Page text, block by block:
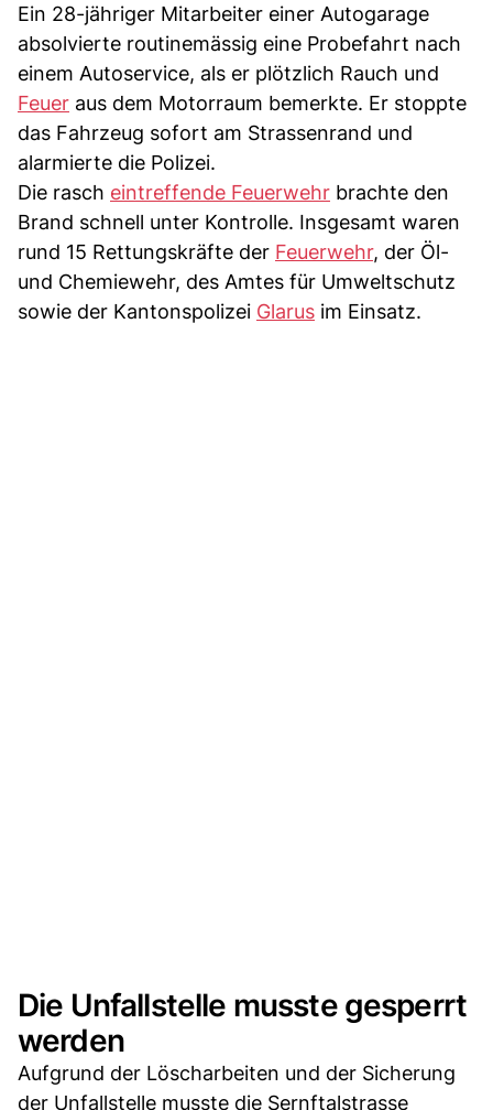
Ein 28-jähriger Mitarbeiter einer Autogarage
absolvierte routinemässig eine Probefahrt nach
einem Autoservice, als er plötzlich Rauch und
Feuer aus dem Motorraum bemerkte. Er stoppte
das Fahrzeug sofort am Strassenrand und
alarmierte die Polizei.
Die rasch eintreffende Feuerwehr brachte den
Brand schnell unter Kontrolle. Insgesamt waren
rund 15 Rettungskräfte der Feuerwehr, der Öl-
und Chemiewehr, des Amtes für Umweltschutz
sowie der Kantonspolizei Glarus im Einsatz.
Die Unfallstelle musste gesperrt
werden
Aufgrund der Löscharbeiten und der Sicherung
der Unfallstelle musste die Sernftalstrasse